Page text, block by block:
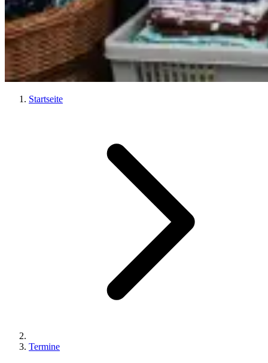
Startseite
Termine